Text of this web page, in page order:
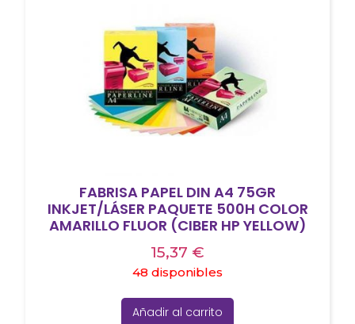
FABRISA PAPEL DIN A4 75GR
INKJET/LÁSER PAQUETE 500H COLOR
AMARILLO FLUOR (CIBER HP YELLOW)
15,37 €
48 disponibles
Añadir al carrito